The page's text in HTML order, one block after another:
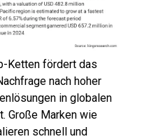
Ketten fördert das
nach hoher
in globalen
Große Marken wie
schnell und